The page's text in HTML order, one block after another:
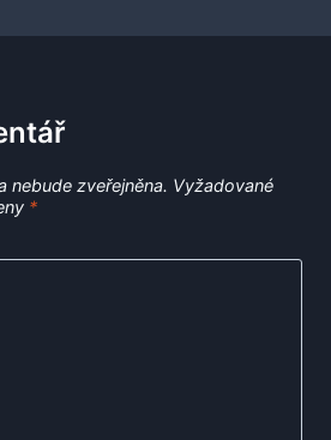
nebude zveřejněna. Vyžadované
*